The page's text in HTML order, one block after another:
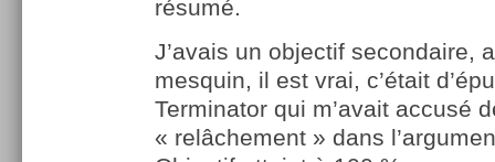
résumé.
J’avais un objectif secondaire,
mesquin, il est vrai, c’était
Terminator qui m’avait accusé
« relâchement » dans